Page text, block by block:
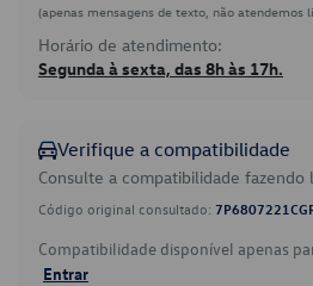
(apenas mensagens de texto, não atendemos
Horário de atendimento:
Segunda à sexta, das 8h às 17h.
Verifique a compatibilidade
Consulte a compatibilidade fazendo
Código original consultado:
Compatibilidade disponível apenas
Entrar